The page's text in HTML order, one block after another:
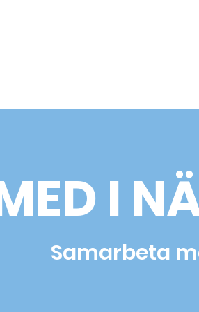
I
Samarbeta